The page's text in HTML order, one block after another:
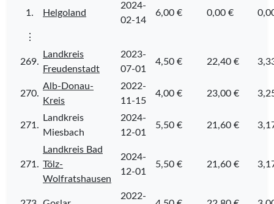
1. Helgoland
2024-
02-14
6,00 € 0,00 €
⋮
269.
Landkreis
Freudenstadt
2023-
07-01
4,50 € 22,40 €
270.
Alb-Donau-
Kreis
2022-
11-15
4,00 € 23,00 €
271.
Landkreis
Miesbach
2024-
12-01
5,50 € 21,60 €
271.
Landkreis Bad
Tölz-
Wolfratshausen
2024-
12-01
5,50 € 21,60 €
2022-